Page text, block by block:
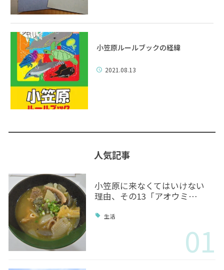
小笠原ルールブックの経緯
2021.08.13
人気記事
小笠原に来なくてはいけない
理由、その13「アオウミ…
生活
01